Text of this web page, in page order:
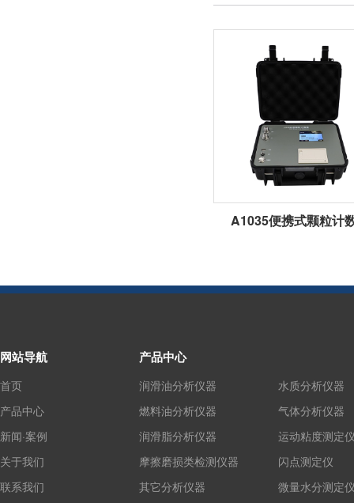
A1035便携式颗粒计
网站导航
首页
产品中心
新闻·案例
关于我们
联系我们
产品中心
润滑油分析仪器
燃料油分析仪器
润滑脂分析仪器
摩擦磨损类检测仪器
其它分析仪器
水质分析仪器
气体分析仪器
运动粘度测定
闪点测定仪
微量水分测定